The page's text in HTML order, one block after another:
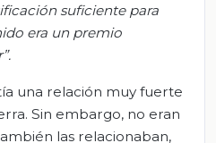
suficiente para
era un premio
una relación muy fuerte
Sin embargo, no eran
las relacionaban,